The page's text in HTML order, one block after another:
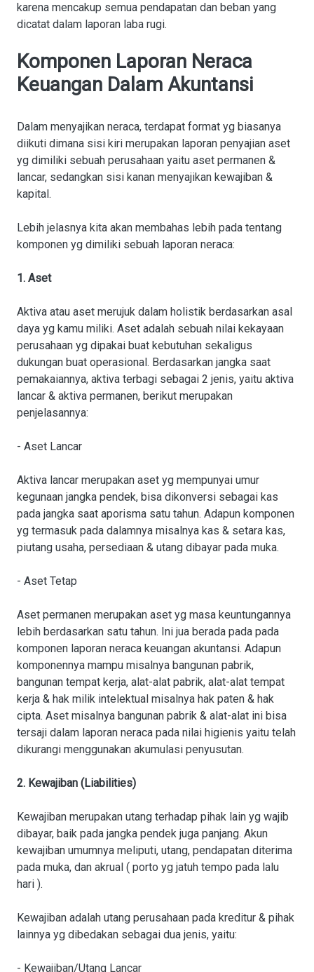
karena mencakup semua pendapatan dan beban yang
dicatat dalam laporan laba rugi.
Komponen Laporan Neraca
Keuangan Dalam Akuntansi
Dalam menyajikan neraca, terdapat format yg biasanya
diikuti dimana sisi kiri merupakan laporan penyajian aset
yg dimiliki sebuah perusahaan yaitu aset permanen &
lancar, sedangkan sisi kanan menyajikan kewajiban &
kapital.
Lebih jelasnya kita akan membahas lebih pada tentang
komponen yg dimiliki sebuah laporan neraca:
1. Aset
Aktiva atau aset merujuk dalam holistik berdasarkan asal
daya yg kamu miliki. Aset adalah sebuah nilai kekayaan
perusahaan yg dipakai buat kebutuhan sekaligus
dukungan buat operasional. Berdasarkan jangka saat
pemakaiannya, aktiva terbagi sebagai 2 jenis, yaitu aktiva
lancar & aktiva permanen, berikut merupakan
penjelasannya:
- Aset Lancar
Aktiva lancar merupakan aset yg mempunyai umur
kegunaan jangka pendek, bisa dikonversi sebagai kas
pada jangka saat aporisma satu tahun. Adapun komponen
yg termasuk pada dalamnya misalnya kas & setara kas,
piutang usaha, persediaan & utang dibayar pada muka.
- Aset Tetap
Aset permanen merupakan aset yg masa keuntungannya
lebih berdasarkan satu tahun. Ini jua berada pada pada
komponen laporan neraca keuangan akuntansi. Adapun
komponennya mampu misalnya bangunan pabrik,
bangunan tempat kerja, alat-alat pabrik, alat-alat tempat
kerja & hak milik intelektual misalnya hak paten & hak
cipta. Aset misalnya bangunan pabrik & alat-alat ini bisa
tersaji dalam laporan neraca pada nilai higienis yaitu telah
dikurangi menggunakan akumulasi penyusutan.
2. Kewajiban (Liabilities)
Kewajiban merupakan utang terhadap pihak lain yg wajib
dibayar, baik pada jangka pendek juga panjang. Akun
kewajiban umumnya meliputi, utang, pendapatan diterima
pada muka, dan akrual ( porto yg jatuh tempo pada lalu
hari ).
Kewajiban adalah utang perusahaan pada kreditur & pihak
lainnya yg dibedakan sebagai dua jenis, yaitu:
- Kewajiban/Utang Lancar